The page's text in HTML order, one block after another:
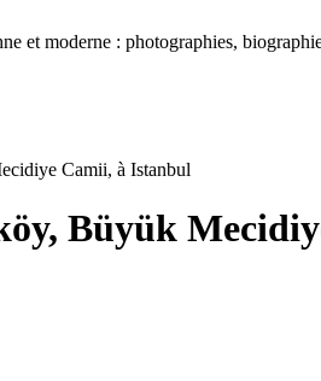
et moderne : photographies,
Camii, à Istanbul
Büyük